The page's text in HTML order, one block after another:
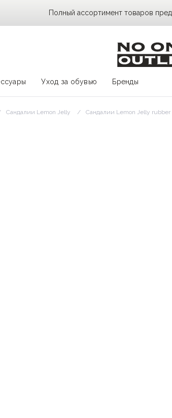
Сандалии Lemon Jelly Сандалии Lemon Jelly rubber
Полный ассортимент товаров
Уход за обувью Бренды